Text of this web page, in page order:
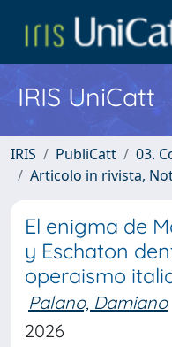
IRIS UniCatt
IRIS PubliCatt
03.
Articolo in rivista,
El enigma de
y Eschaton
operaismo
Palano, Damiano
2026